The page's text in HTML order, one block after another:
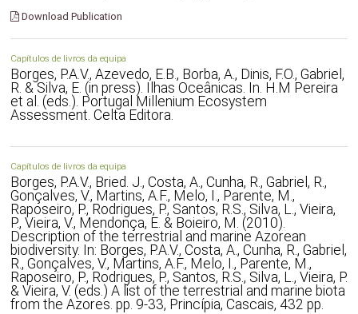
Download Publication
Capítulos de livros da equipa
Borges, P.A.V., Azevedo, E.B., Borba, A., Dinis, F.O., Gabriel,
R. & Silva, E. (in press). Ilhas Oceânicas. In. H.M Pereira
et al. (eds.). Portugal Millenium Ecosystem
Assessment. Celta Editora.
Capítulos de livros da equipa
Borges, P.A.V., Bried. J., Costa, A., Cunha, R., Gabriel, R.,
Gonçalves, V., Martins, A.F., Melo, I., Parente, M.,
Raposeiro, P., Rodrigues, P., Santos, R.S., Silva, L., Vieira,
P., Vieira, V., Mendonça, E. & Boieiro, M. (2010).
Description of the terrestrial and marine Azorean
biodiversity. In: Borges, P.A.V., Costa, A., Cunha, R., Gabriel,
R., Gonçalves, V., Martins, A.F., Melo, I., Parente, M.,
Raposeiro, P., Rodrigues, P., Santos, R.S., Silva, L., Vieira, P.
& Vieira, V. (eds.) A list of the terrestrial and marine biota
from the Azores. pp. 9-33, Princípia, Cascais, 432 pp.